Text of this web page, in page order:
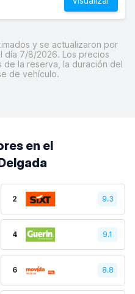
y se actualizaron por
día 7/8/2026. Los precios
de la reserva, la duración del
de vehículo.
en el
2 9.3
4 9.1
6 8.8